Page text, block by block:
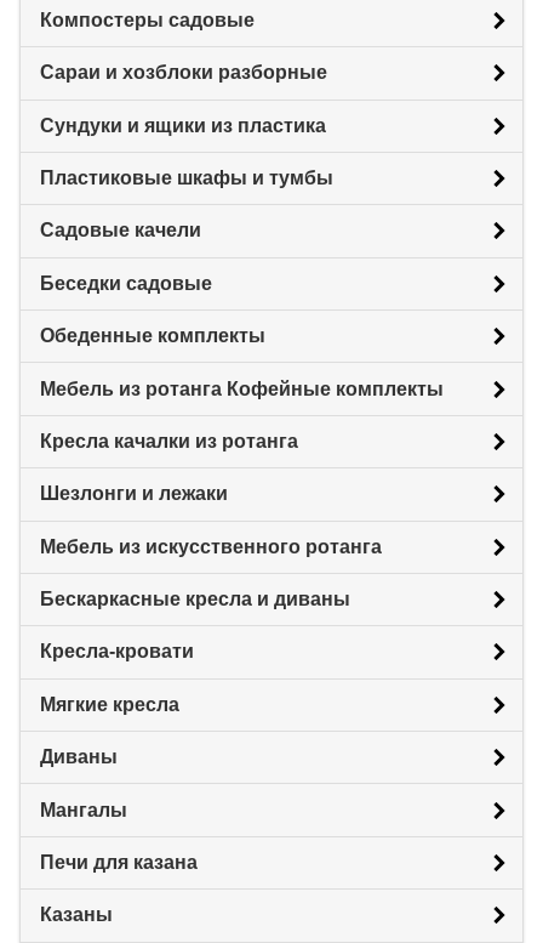
Компостеры садовые
Сараи и хозблоки разборные
Сундуки и ящики из пластика
Пластиковые шкафы и тумбы
Садовые качели
Беседки садовые
Обеденные комплекты
Мебель из ротанга Кофейные комплекты
Кресла качалки из ротанга
Шезлонги и лежаки
Мебель из искусственного ротанга
Бескаркасные кресла и диваны
Кресла-кровати
Мягкие кресла
Диваны
Мангалы
Печи для казана
Казаны